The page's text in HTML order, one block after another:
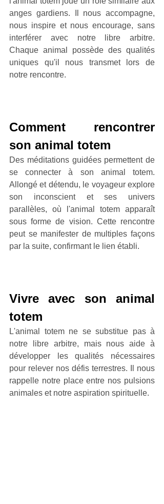
anges gardiens. Il nous accompagne,
nous inspire et nous encourage, sans
interférer avec notre libre arbitre.
Chaque animal possède des qualités
uniques qu'il nous transmet lors de
notre rencontre.
Comment rencontrer
son animal totem
Des méditations guidées permettent de
se connecter à son animal totem.
Allongé et détendu, le voyageur explore
son inconscient et ses univers
parallèles, où l'animal totem apparaît
sous forme de vision. Cette rencontre
peut se manifester de multiples façons
par la suite, confirmant le lien établi.
Vivre avec son animal
totem
L'animal totem ne se substitue pas à
notre libre arbitre, mais nous aide à
développer les qualités nécessaires
pour relever nos défis terrestres. Il nous
rappelle notre place entre nos pulsions
animales et notre aspiration spirituelle.